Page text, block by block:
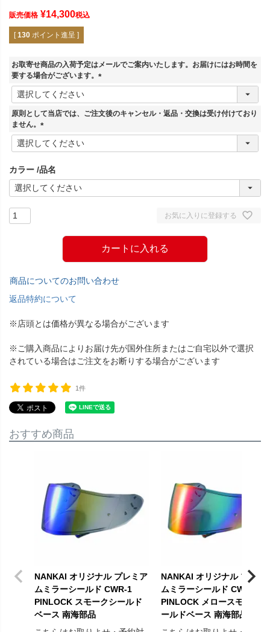
販売価格 ¥14,300税込
[ 130 ポイント進呈 ]
お取寄せ商品の入荷予定はメールでご案内いたします。お届けにはお時間を
要する場合がございます。
(
須
原則として当店では、ご注文後のキャンセル・返品・交換は受け付けており
ません。
(
必
)
カラー 品名
お気に入りに登録する
カートに入れる
商品についてのお問い合わせ
返品特約について
※店頭とは価格が異なる場合がございます
※ご購入商品によりお届け先が国外住所またはご自宅以外で選択
されている場合はご注文をお断りする場合がございます
1件
おすすめ商品
NANKAI オリジナル プレミア
ムミラーシールド CWR-1
PINLOCK スモークシールド
ベース 南海部品
NANKAI オリジナル プレミ
ムミラーシールド CWR-1
PINLOCK メロースモークシ
ールドベース 南海部品